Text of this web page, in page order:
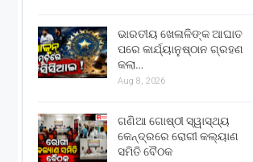
ଭାରତୀୟ ଖେଳାଳିଙ୍କ ଆଘାତ
ପରେ କାର୍ଯ୍ୟାନୁଷ୍ଠାନ ଗ୍ରହଣ
କଲା…
Aug 8, 2026
ଗଣିଆ ଗୋଷ୍ଠୀ ସ୍ୱାସ୍ଥ୍ୟ
କେନ୍ଦ୍ରରେ ରୋଗୀ କଲ୍ୟାଣ
ସମିତି ବୈଠକ